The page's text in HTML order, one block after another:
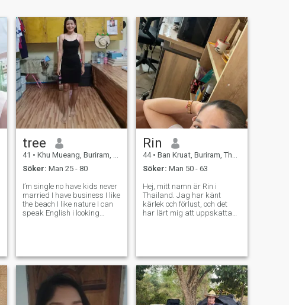
tree
41 • Khu Mueang, Buriram, Thailand
Söker: Man 25 - 80
I’m single no have kids never
married I have business I like
the beach I like nature I can
speak English i looking
need someone can make
family wi
Rin
44 • Ban Kruat, Buriram, Thailand
Söker: Man 50 - 63
Hej, mitt namn är Rin i
Thailand. Jag har känt
kärlek och förlust, och det
har lärt mig att uppskatta
Livet är bättre när det delas,
jag är här i hopp om att
träffa någon godhjärtad att
bygga nya minnen med.